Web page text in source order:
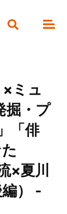
×ミュ
掘・プ
「俳
×夏川
） -